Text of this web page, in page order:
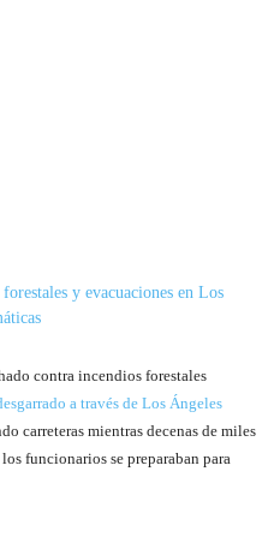
contra incendios forestales
a través de Los Ángeles
carreteras mientras decenas de miles
funcionarios se preparaban para